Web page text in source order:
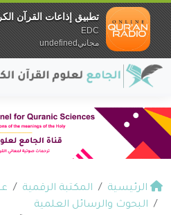
الرئيسية المكتبة الرقمية
البحوث والرسائل العلمية
تطبيق إذاعات القرآن
EDC
مجانيundefined